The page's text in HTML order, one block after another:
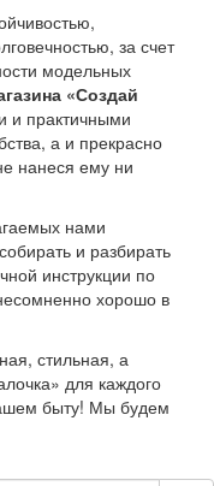
за счет
модельных
«Создай
и практичными
а и прекрасно
нанеся ему ни
нами
и разбирать
инструкции по
хорошо в
стильная, а
для каждого
быту! Мы будем